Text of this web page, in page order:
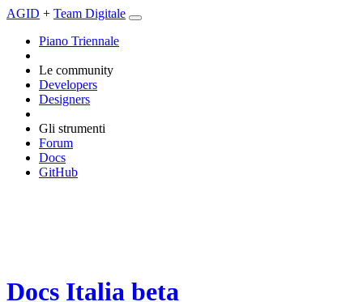
AGID + Team Digitale
Piano Triennale
Le community
Developers
Designers
Gli strumenti
Forum
Docs
GitHub
Docs Italia beta